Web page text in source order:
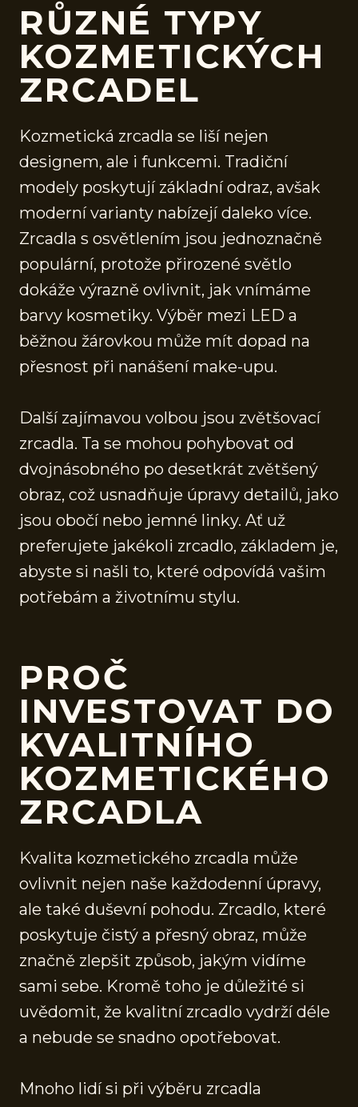
RŮZNÉ TYPY
KOZMETICKÝCH
ZRCADEL
Kozmetická zrcadla se liší nejen
designem, ale i funkcemi. Tradiční
modely poskytují základní odraz, avšak
moderní varianty nabízejí daleko více.
Zrcadla s osvětlením jsou jednoznačně
populární, protože přirozené světlo
dokáže výrazně ovlivnit, jak vnímáme
barvy kosmetiky. Výběr mezi LED a
běžnou žárovkou může mít dopad na
přesnost při nanášení make-upu.
Další zajímavou volbou jsou zvětšovací
zrcadla. Ta se mohou pohybovat od
dvojnásobného po desetkrát zvětšený
obraz, což usnadňuje úpravy detailů, jako
jsou obočí nebo jemné linky. Ať už
preferujete jakékoli zrcadlo, základem je,
abyste si našli to, které odpovídá vašim
potřebám a životnímu stylu.
PROČ
INVESTOVAT DO
KVALITNÍHO
KOZMETICKÉHO
ZRCADLA
Kvalita kozmetického zrcadla může
ovlivnit nejen naše každodenní úpravy,
ale také duševní pohodu. Zrcadlo, které
poskytuje čistý a přesný obraz, může
značně zlepšit způsob, jakým vidíme
sami sebe. Kromě toho je důležité si
uvědomit, že kvalitní zrcadlo vydrží déle
a nebude se snadno opotřebovat.
Mnoho lidí si při výběru zrcadla